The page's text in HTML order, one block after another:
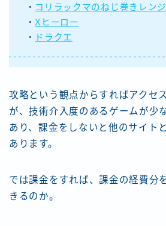
・ コリラックマのねじ巻きレン
・ Xヒーロー
・
ドラクエ
攻略という観点からすればアクセ
が、技術介入度のあるゲームが少
あり、課金をしないと他のサイト
あります。
では課金をすれば、課金の経費分
きるのか。